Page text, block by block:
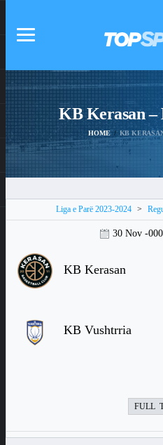
KB Kerasan
HOME KB
Liga e Parë 2023-2024 >
30 Nov -
KB Kerasan
KB Vushtrria
FULL